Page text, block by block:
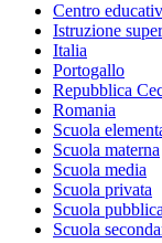
Centro
Istruzione
Italia
Portogallo
Repubblica
Romania
Scuola
Scuola materna
Scuola media
Scuola privata
Scuola pubblica
Scuola